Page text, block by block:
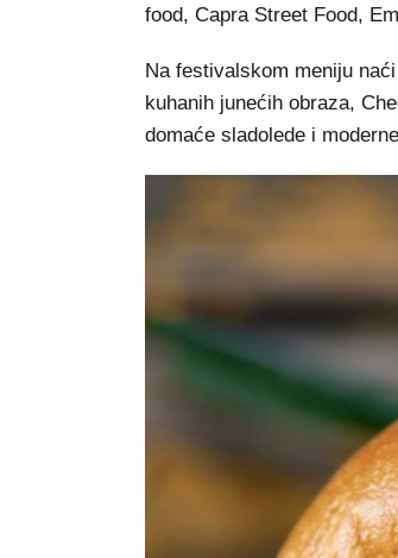
food, Capra Street Food,
Na festivalskom meniju
kuhanih junećih obraza,
domaće sladolede i